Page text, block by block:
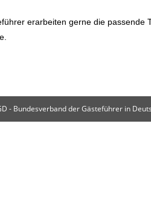
erarbeiten gerne die passende
- Bundesverband der Gästeführer in